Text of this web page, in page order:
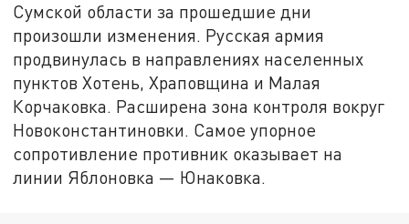
Сумской области за прошедшие дни
произошли изменения. Русская армия
продвинулась в направлениях населенных
пунктов Хотень, Храповщина и Малая
Корчаковка. Расширена зона контроля вокруг
Новоконстантиновки. Самое упорное
сопротивление противник оказывает на
линии Яблоновка — Юнаковка.